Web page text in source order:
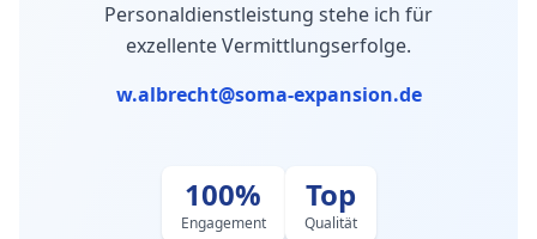
Personaldienstleistung stehe ich für
exzellente Vermittlungserfolge.
w.albrecht@soma-expansion.de
100%
Engagement
Top
Qualität